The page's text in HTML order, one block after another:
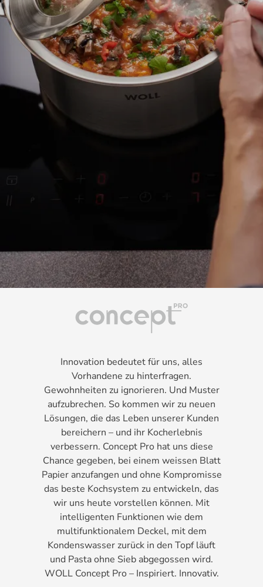
Innovation bedeutet für uns, alles
Vorhandene zu hinterfragen.
Gewohnheiten zu ignorieren. Und Muster
aufzubrechen. So kommen wir zu neuen
Lösungen, die das Leben unserer Kunden
bereichern – und ihr Kocherlebnis
verbessern. Concept Pro hat uns diese
Chance gegeben, bei einem weissen Blatt
Papier anzufangen und ohne Kompromisse
das beste Kochsystem zu entwickeln, das
wir uns heute vorstellen können. Mit
intelligenten Funktionen wie dem
multifunktionalem Deckel, mit dem
Kondenswasser zurück in den Topf läuft
und Pasta ohne Sieb abgegossen wird.
WOLL Concept Pro – Inspiriert. Innovativ.